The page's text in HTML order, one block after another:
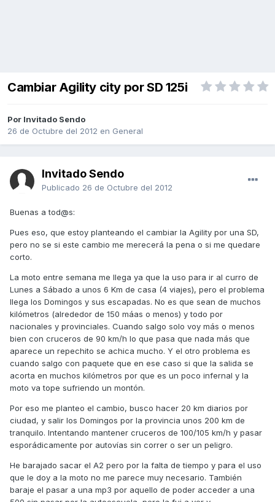
Cambiar Agility city por SD 125i
Por Invitado Sendo
26 de Octubre del 2012 en General
Invitado Sendo
Publicado 26 de Octubre del 2012
Buenas a tod@s:
Pues eso, que estoy planteando el cambiar la Agility por una SD,
pero no se si este cambio me merecerá la pena o si me quedare
corto.
La moto entre semana me llega ya que la uso para ir al curro de
Lunes a Sábado a unos 6 Km de casa (4 viajes), pero el problema
llega los Domingos y sus escapadas. No es que sean de muchos
kilómetros (alrededor de 150 máas o menos) y todo por
nacionales y provinciales. Cuando salgo solo voy más o menos
bien con cruceros de 90 km/h lo que pasa que nada más que
aparece un repechito se achica mucho. Y el otro problema es
cuando salgo con paquete que en ese caso si que la salida se
acorta en muchos kilómetros por que es un poco infernal y la
moto va tope sufriendo un montón.
Por eso me planteo el cambio, busco hacer 20 km diarios por
ciudad, y salir los Domingos por la provincia unos 200 km de
tranquilo. Intentando mantener cruceros de 100/105 km/h y pasar
esporádicamente por autovías sin correr o ser un peligro.
He barajado sacar el A2 pero por la falta de tiempo y para el uso
que le doy a la moto no me parece muy necesario. También
baraje el pasar a una mp3 por aquello de poder acceder a una